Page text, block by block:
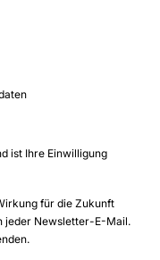
ist Ihre Einwilligung
für die Zukunft
jeder Newsletter-E-Mail.